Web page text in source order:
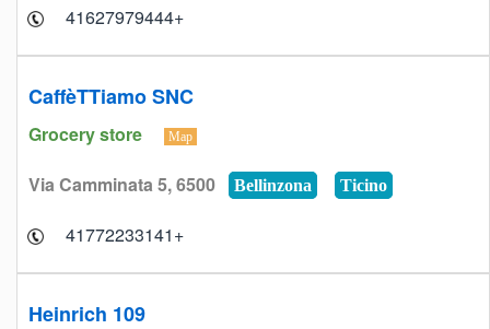
+41627979444
CaffèTTiamo SNC
Grocery store Map
Via Camminata 5, 6500 Bellinzona Ticino
+41772233141
Heinrich 109